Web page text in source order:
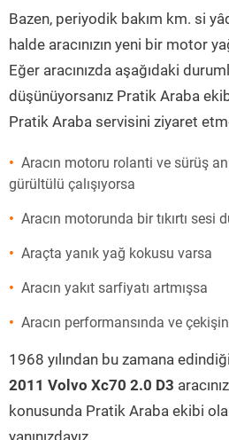
Bazen, periyodik bakım km. si
halde aracınızın yeni bir motor
Eğer aracınızda aşağıdaki
düşünüyorsanız Pratik Araba
Pratik Araba servisini ziyaret
Aracın motoru rolanti ve sürüş
gürültülü çalışıyorsa
Aracın motorunda bir tıkırtı sesi
Araçta yanık yağ kokusu varsa
Aracın yakıt sarfiyatı artmışsa
Aracın performansında ve
1968 yılından bu zamana
2011 Volvo Xc70 2.0 D3
konusunda Pratik Araba ekibi
yanınızdayız.